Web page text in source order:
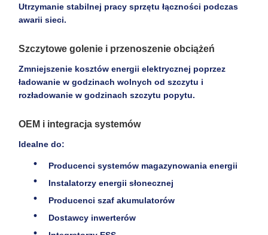
Utrzymanie stabilnej pracy sprzętu łączności podczas
awarii sieci.
Szczytowe golenie i przenoszenie obciążeń
Zmniejszenie kosztów energii elektrycznej poprzez
ładowanie w godzinach wolnych od szczytu i
rozładowanie w godzinach szczytu popytu.
OEM i integracja systemów
Idealne do:
Producenci systemów magazynowania energii
Instalatorzy energii słonecznej
Producenci szaf akumulatorów
Dostawcy inwerterów